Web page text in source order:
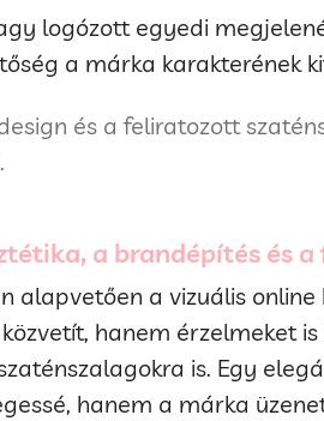
logózott egyedi
a márka karakterének
és a feliratozott
a brandépítés és
alapvetően a vizuális
hanem érzelmeket
is. Egy
hanem a márka